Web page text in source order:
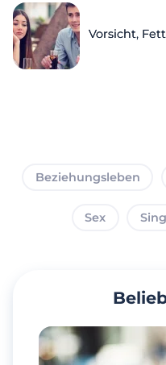
Vorsicht,
Beziehungsleben
Sex